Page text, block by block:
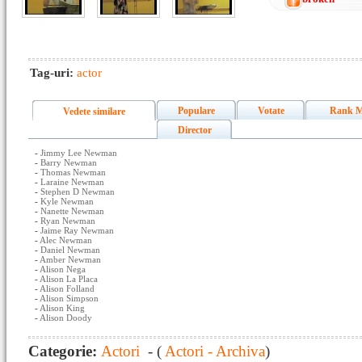
Tag-uri: actor
Vedete similare Populare Votate
Rank
Director
- Jimmy Lee Newman
- Barry Newman
- Thomas Newman
- Laraine Newman
- Stephen D Newman
- Kyle Newman
- Nanette Newman
- Ryan Newman
- Jaime Ray Newman
- Alec Newman
- Daniel Newman
- Amber Newman
- Alison Nega
- Alison La Placa
- Alison Folland
- Alison Simpson
- Alison King
- Alison Doody
Categorie: Actori - ( Actori - Archiva)